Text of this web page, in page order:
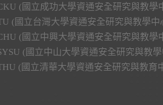
(國立成功大學資通安全研究與教學
(國立台灣大學資通安全研究與教學中
(國立中興大學資通安全研究與教學
(國立中山大學資通安全研究與教
(國立清華大學資通安全研究與教育